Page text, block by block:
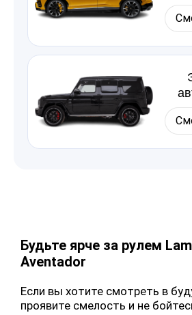
Будьте ярче за рулем
Aventador
Если вы хотите смотреть в
проявите смелость и не